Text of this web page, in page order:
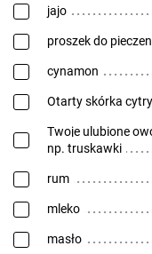
jajo
proszek do
cynamon
Otarty skórka
Twoje ulubione
np. truskawki
rum
mleko
masło